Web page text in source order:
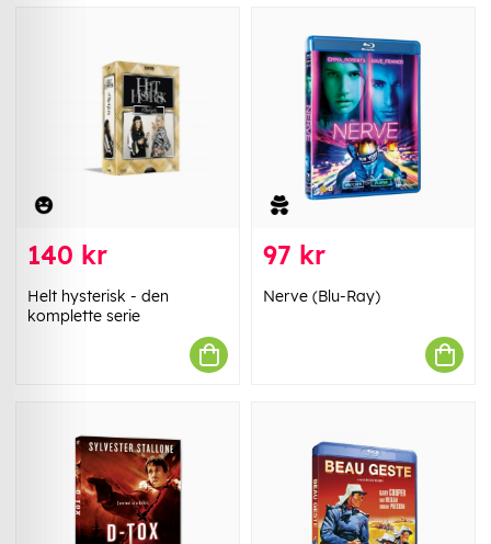
140 kr
​Helt hysterisk - den
komplette serie
97 kr
Nerve (Blu-Ray)